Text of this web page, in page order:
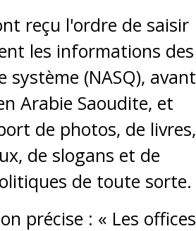
reçu l'ordre de saisir
les informations des
système (NASQ), avant
Arabie Saoudite, et
de photos, de livres,
de slogans et de
de toute sorte.
précise : « Les offices